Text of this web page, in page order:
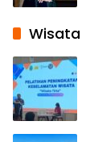
Wisata